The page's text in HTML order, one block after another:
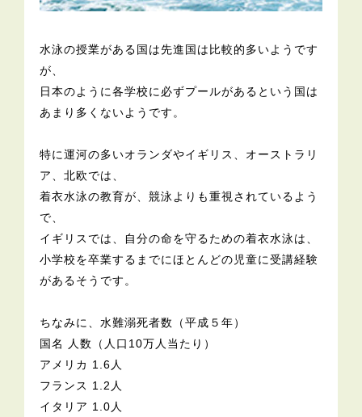
水泳の授業がある国は先進国は比較的多いようです
が、
日本のように各学校に必ずプールがあるという国は
あまり多くないようです。
特に運河の多いオランダやイギリス、オーストラリ
ア、北欧では、
着衣水泳の教育が、競泳よりも重視されているよう
で、
イギリスでは、自分の命を守るための着衣水泳は、
小学校を卒業するまでにほとんどの児童に受講経験
があるそうです。
ちなみに、水難溺死者数（平成５年）
国名 人数（人口10万人当たり）
アメリカ 1.6人
フランス 1.2人
イタリア 1.0人